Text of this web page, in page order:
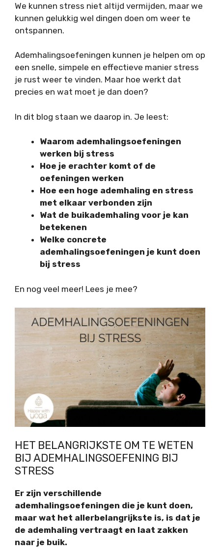
We kunnen stress niet altijd vermijden, maar we
kunnen gelukkig wel dingen doen om weer te
ontspannen.
Ademhalingsoefeningen kunnen je helpen om op
een snelle, simpele en effectieve manier stress
je rust weer te vinden. Maar hoe werkt dat
precies en wat moet je dan doen?
In dit blog staan we daarop in. Je leest:
Waarom ademhalingsoefeningen
werken bij stress
Hoe je erachter komt of de
oefeningen werken
Hoe een hoge ademhaling en stress
met elkaar verbonden zijn
Wat de buikademhaling voor je kan
betekenen
Welke concrete
ademhalingsoefeningen je kunt doen
bij stress
En nog veel meer! Lees je mee?
HET BELANGRIJKSTE OM TE WETEN
BIJ ADEMHALINGSOEFENING BIJ
STRESS
Er zijn verschillende
ademhalingsoefeningen die je kunt doen,
maar wat het allerbelangrijkste is, is dat je
de ademhaling vertraagt en laat zakken
naar je buik.